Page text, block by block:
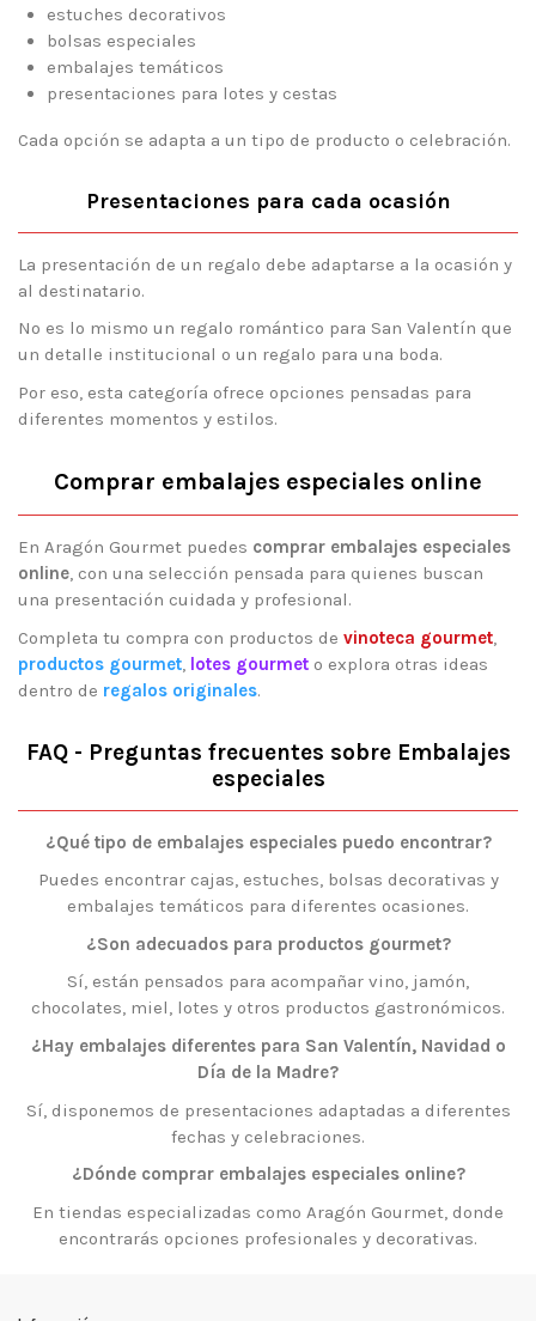
estuches decorativos
bolsas especiales
embalajes temáticos
presentaciones para lotes y cestas
Cada opción se adapta a un tipo de producto o celebración.
Presentaciones para cada ocasión
La presentación de un regalo debe adaptarse a la ocasión y
al destinatario.
No es lo mismo un regalo romántico para San Valentín que
un detalle institucional o un regalo para una boda.
Por eso, esta categoría ofrece opciones pensadas para
diferentes momentos y estilos.
Comprar embalajes especiales online
En Aragón Gourmet puedes comprar embalajes especiales
online, con una selección pensada para quienes buscan
una presentación cuidada y profesional.
Completa tu compra con productos de vinoteca gourmet
productos gourmet lotes gourmet o explora otras ideas
dentro de regalos originales.
FAQ - Preguntas frecuentes sobre Embalajes
especiales
¿Qué tipo de embalajes especiales puedo encontrar?
Puedes encontrar cajas, estuches, bolsas decorativas y
embalajes temáticos para diferentes ocasiones.
¿Son adecuados para productos gourmet?
Sí, están pensados para acompañar vino, jamón,
chocolates, miel, lotes y otros productos gastronómicos.
¿Hay embalajes diferentes para San Valentín, Navidad o
Día de la Madre?
Sí, disponemos de presentaciones adaptadas a diferentes
fechas y celebraciones.
¿Dónde comprar embalajes especiales online?
En tiendas especializadas como Aragón Gourmet, donde
encontrarás opciones profesionales y decorativas.